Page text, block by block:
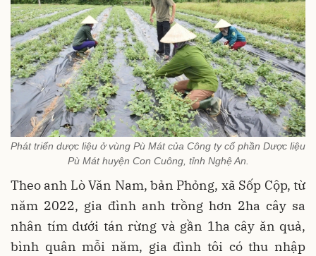
Phát triển dược liệu ở vùng Pù Mát của Công ty cổ phần Dược liệu
Pù Mát huyện Con Cuông, tỉnh Nghệ An.
Theo anh Lò Văn Nam, bản Phỏng, xã Sốp Cộp, từ
năm 2022, gia đình anh trồng hơn 2ha cây sa
nhân tím dưới tán rừng và gần 1ha cây ăn quả,
bình quân mỗi năm, gia đình tôi có thu nhập